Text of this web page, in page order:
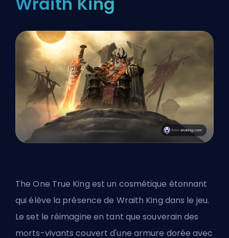
The One True King est un cosmétique étonnant
qui élève la présence de Wraith King dans le jeu.
Le set le réimagine en tant que souverain des
morts-vivants couvert d'une armure dorée avec